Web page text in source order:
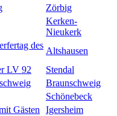
Zörbig
Kerken-
Nieukerk
des
Altshausen
LV 92
Stendal
Braunschweig
Schönebeck
Gästen
Igersheim